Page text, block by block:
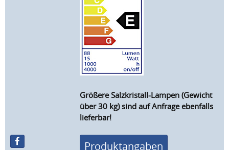
Größere Salzkristall-Lampen (Gewicht
über 30 kg) sind auf Anfrage ebenfalls
lieferbar!
Produktangaben